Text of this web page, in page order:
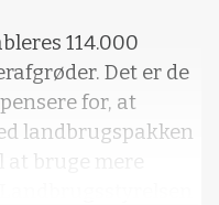
114.000
Det er de
for, at
landbrugspakken
bruge mere